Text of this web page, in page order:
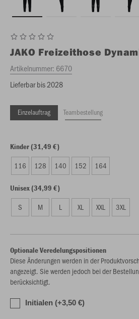
JAKO Freizeithose
Artikelnummer: 6670
Lieferbar bis 2028
Einzelauftrag Teambestellung
Kinder (31,49 €)
116 128 140 152 164
Unisex (34,99 €)
S M L XL XXL 3XL
Optionale Veredelungspositionen
Diese Änderungen werden in der
angezeigt. Sie werden jedoch bei der
berücksichtigt.
Initialen (+3,50 €)